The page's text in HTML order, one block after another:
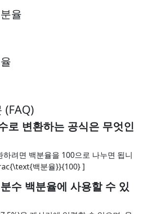
율
(FAQ)
로 변환하는 공식은 무엇인
려면 백분율을 100으로 나누면 됩니
백분율}}{100} ]
수 백분율에 사용할 수 있